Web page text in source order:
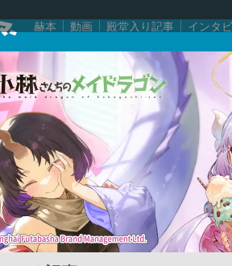
赫本 動画 殿堂入り記事 インタ